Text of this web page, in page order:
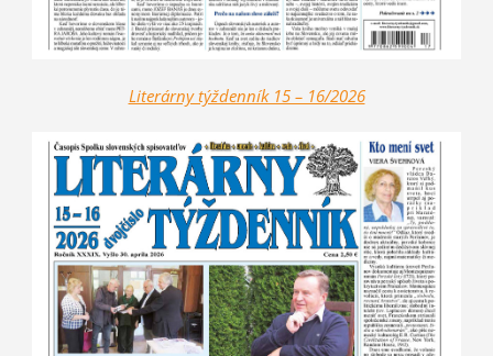
Literárny týždenník 15 – 16/2026